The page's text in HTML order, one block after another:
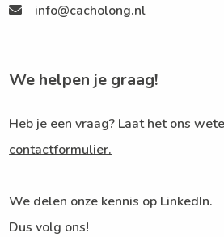
info@cacholong.nl
We helpen je graag!
Heb je een vraag? Laat het ons
contactformulier.
We delen onze kennis op LinkedIn.
Dus volg ons!